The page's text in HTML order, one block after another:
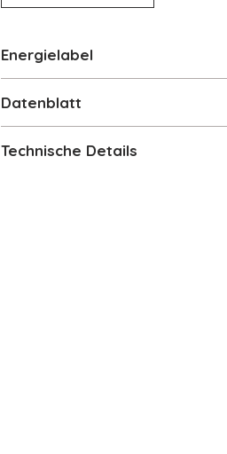
Energielabel
Datenblatt
Technische Details